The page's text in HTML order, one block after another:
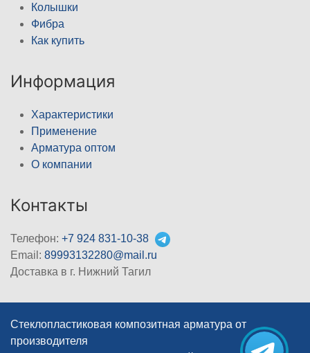
Колышки
Фибра
Как купить
Информация
Характеристики
Применение
Арматура оптом
О компании
Контакты
Телефон: +7 924 831-10-38
Email: 89993132280@mail.ru
Доставка в г. Нижний Тагил
Стеклопластиковая композитная арматура от
производителя